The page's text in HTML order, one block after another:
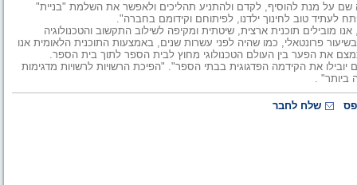
שם על מנת להוסיף, לקדם ולהתניע תהליכים ולאפשר את השלמת "בניית"
לעתיד טוב לחינוך ילדנו, לפיתוחם וקידומם בחברה".
מובילים תוכנית ארצית, שיטתית ומקיפה לשילוב התקשוב והטכנולוגיה
פרונטאלי, כמו שהיה לפני עשרות שנים, באמצעות התוכנית הלאומית אנו
את הפער בין העולם הטכנולוגי מחוץ לבית הספר לתוך בית הספר.
יובילו את הקידמה הפדגוגית בבתי הספר". "הפיכת הרשויות לרשויות מדגימות
ביותר" .
שלח לחבר